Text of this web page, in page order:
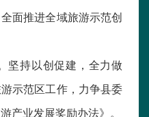
面推进全域旅游示范创
坚持以创促建，全力做
示范区工作，力争县委
产业发展奖励办法》。